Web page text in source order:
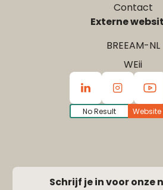
Contact
Externe
BREEAM-NL
WEii
No Result
Schrijf je in voor onze